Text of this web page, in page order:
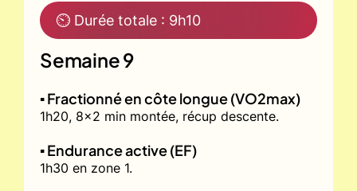
⏲ Durée totale : 9h10
Semaine 9
▪️ Fractionné en côte longue (VO2max)
1h20, 8x2 min montée, récup descente.
▪️ Endurance active (EF)
1h30 en zone 1.